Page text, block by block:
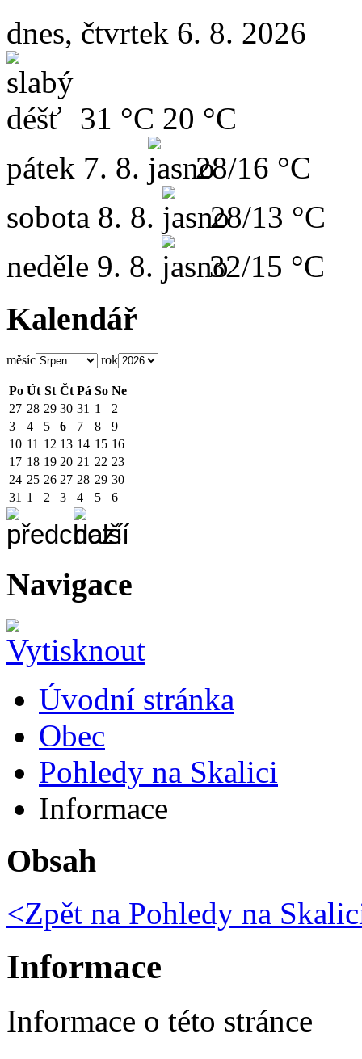
dnes, čtvrtek 6. 8. 2026
31 °C 20 °C
pátek 7. 8.
28/16 °C
sobota 8. 8.
28/13 °C
neděle 9. 8. 32/15 °C
Kalendář
měsíc rok
Po Út St Čt Pá So Ne
27 28 29 30 31 1
2
3
4 5 6 7 8
9
10 11 12 13 14 15 16
17 18 19 20 21 22 23
24 25 26 27 28 29 30
31 1 2 3 4 5 6
Navigace
Úvodní stránka
Obec
Pohledy na Skalici
Informace
Obsah
<Zpět na Pohledy na
Informace
Informace o této stránce